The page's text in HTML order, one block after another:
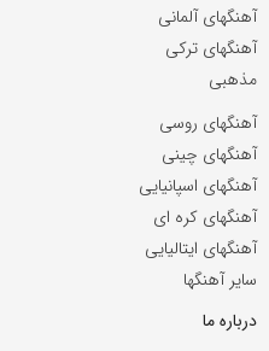
آهنگهای آلمانی
آهنگهای ترکی
مذهبی
آهنگهای روسی
آهنگهای چینی
آهنگهای اسپانیایی
آهنگهای کره ای
آهنگهای ایتالیایی
سایر آهنگها
درباره ما